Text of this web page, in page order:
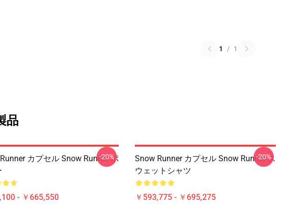
1 / 1
品
カプセル Snow Runner ポ
- ￥665,550
-20%
Snow Runner カプセル Snow Runner ス
ウェットシャツ
￥593,775 - ￥695,275
-20%